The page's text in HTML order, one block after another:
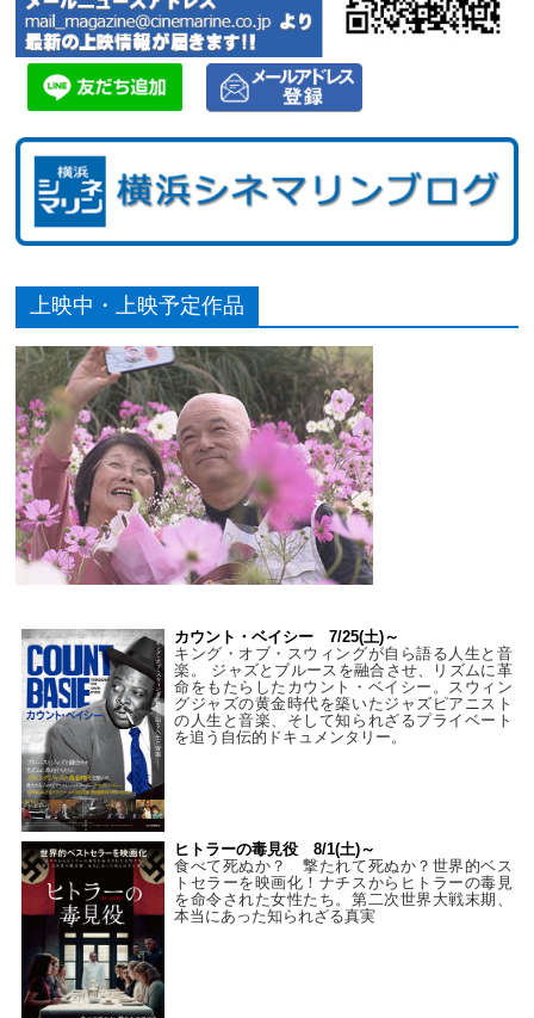
上映中・上映予定作品
カウント・ベイシー 7/25(土)～
キング・オブ・スウィングが自ら語る人生と音
楽。 ジャズとブルースを融合させ、リズムに革
命をもたらしたカウント・ベイシー。スウィン
グジャズの黄金時代を築いたジャズピアニスト
の人生と音楽、そして知られざるプライベート
を追う自伝的ドキュメンタリー。
ヒトラーの毒見役 8/1(土)～
食べて死ぬか？ 撃たれて死ぬか？世界的ベス
トセラーを映画化！ナチスからヒトラーの毒見
を命令された女性たち。第二次世界大戦末期、
本当にあった知られざる真実